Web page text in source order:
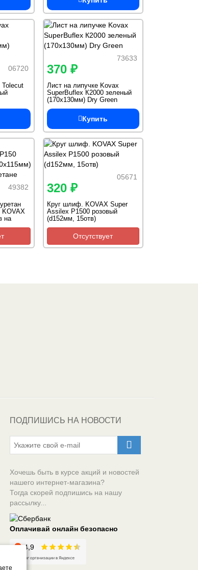
06720
Tolecut
73633
370 ₽
Лист на липучке Kovax
SuperBuflex К2000 зеленый
(170х130мм) Dry Green
Купить
49382
KOVAX
на
05671
320 ₽
Круг шлиф. KOVAX Super
Assilex Р1500 розовый
(d152мм, 15отв)
Отсутствует
ПОДПИШИСЬ НА НОВОСТИ
Хочешь быть в курсе акций и новостей
нашего интернет-магазина?
Тогда скорей подпишись на нашу
рассылку...
Оплачивай онлайн безопасно